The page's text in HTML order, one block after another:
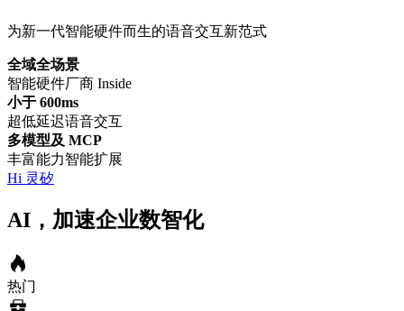
为新一代智能硬件而生的语音交互新范式
全域全场景
智能硬件厂商 Inside
小于 600ms
超低延迟语音交互
多模型及 MCP
丰富能力智能扩展
Hi 灵矽
AI，加速企业数智化
热门